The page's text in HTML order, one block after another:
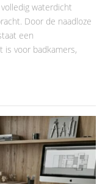
waterdicht
Door de naadloze
een
is voor badkamers,